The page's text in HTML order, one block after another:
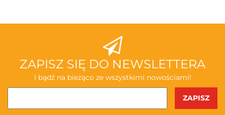
ABAKUS
ZAPISZ SIĘ DO NEWSLETTERA
I bądź na bieżąco ze wszystkimi nowościami!